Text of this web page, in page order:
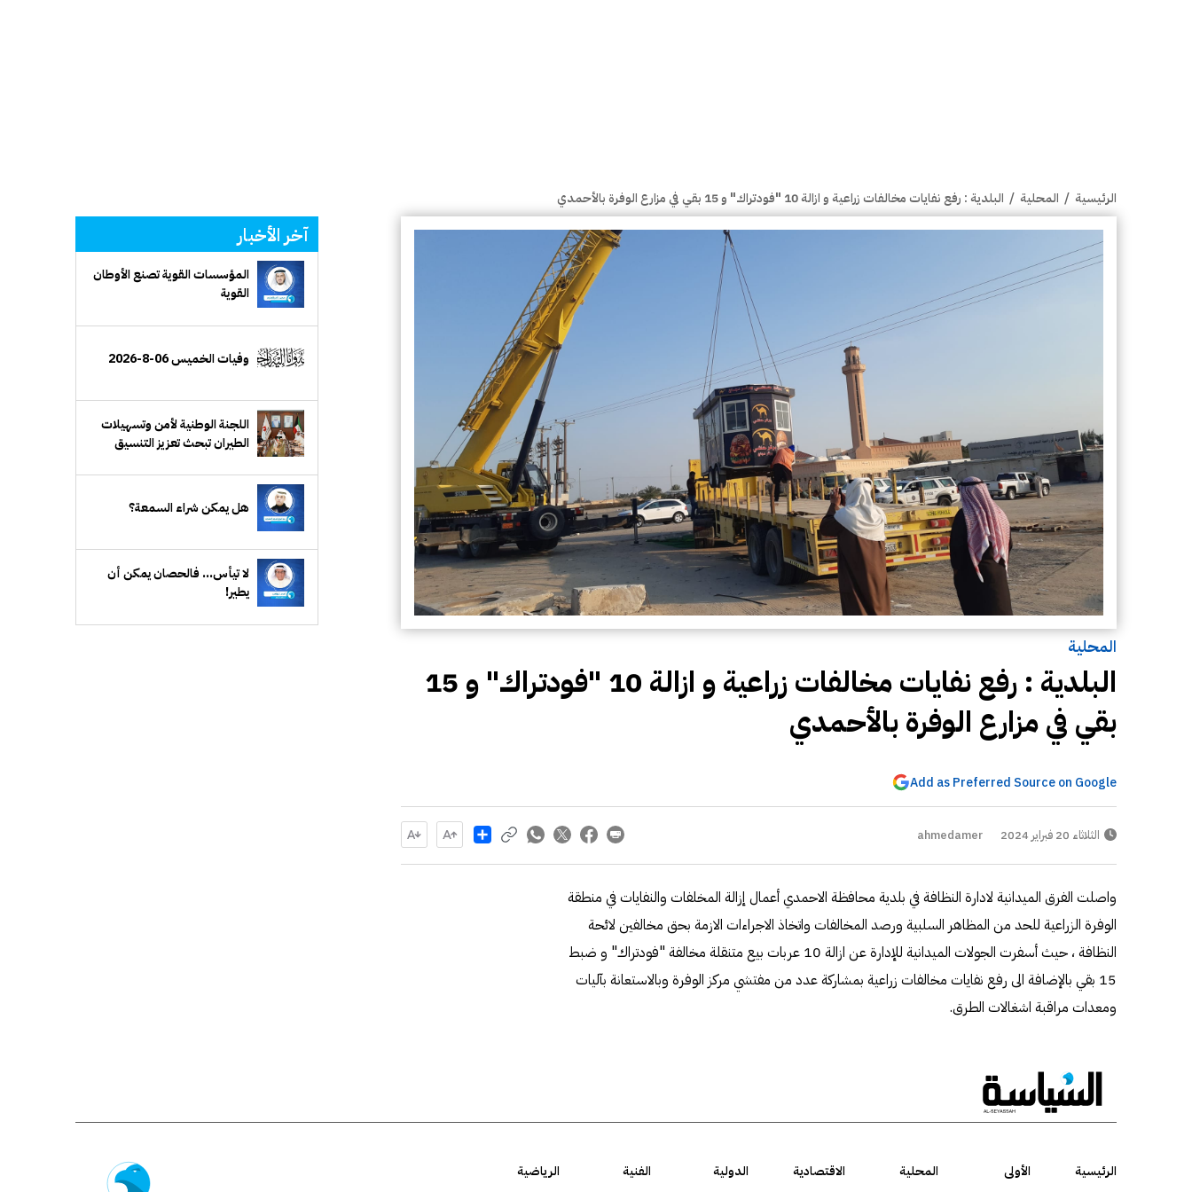
الرئيسية / المحلية / البلدية : رفع نفايات مخالفات زراعية و ازالة 10 "فودتراك" و 15 بقي في مزارع الوفرة بالأحمدي
المحلية
البلدية : رفع نفايات مخالفات زراعية و ازالة 10 "فودتراك" و 15
بقي في مزارع الوفرة بالأحمدي
Add as Preferred Source on Google
الثلاثاء 20 فبراير 2024 ahmedamer
Share
واصلت الفرق الميدانية لادارة النظافة في بلدية محافظة الاحمدي أعمال إزالة المخلفات والنفايات في منطقة
الوفرة الزراعية للحد من المظاهر السلبية ورصد المخالفات واتخاذ الاجراءات الازمة بحق مخالفين لائحة
النظافة ، حيث أسفرت الجولات الميدانية للإدارة عن ازالة 10 عربات بيع متنقلة مخالفة "فودتراك" و ضبط
15 بقي بالإضافة الى رفع نفايات مخالفات زراعية بمشاركة عدد من مفتشي مركز الوفرة وبالاستعانة بآليات
ومعدات مراقبة اشغالات الطرق.
آخر الأخبار
المؤسسات القوية تصنع الأوطان
القوية
وفيات الخميس 06-8-2026
اللجنة الوطنية لأمن وتسهيلات
الطيران تبحث تعزيز التنسيق
هل يمكن شراء السمعة؟
ﻻ ﺗﻴﺄﺱ... ﻓﺎﻟﺤﺼﺎﻥ ﻳﻤﻜﻦ أﻥ
ﻳﻄﻴﺮ!
الرئيسية الأولى المحلية الاقتصادية الدولية الفنية
الرياضية